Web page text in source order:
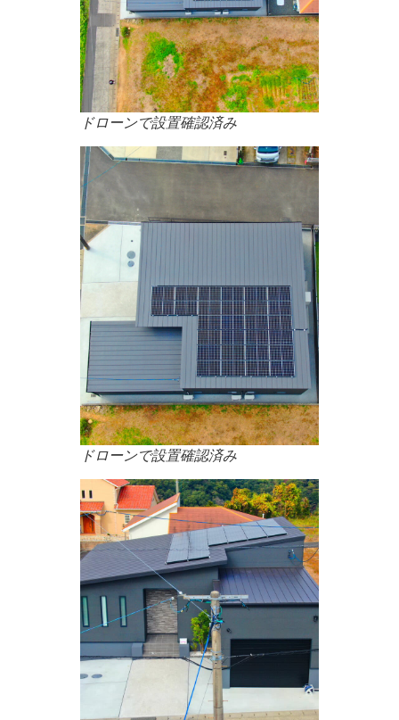
ドローンで設置確認済み
ドローンで設置確認済み